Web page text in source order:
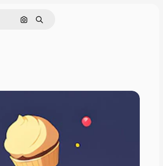
画像で検索
検索